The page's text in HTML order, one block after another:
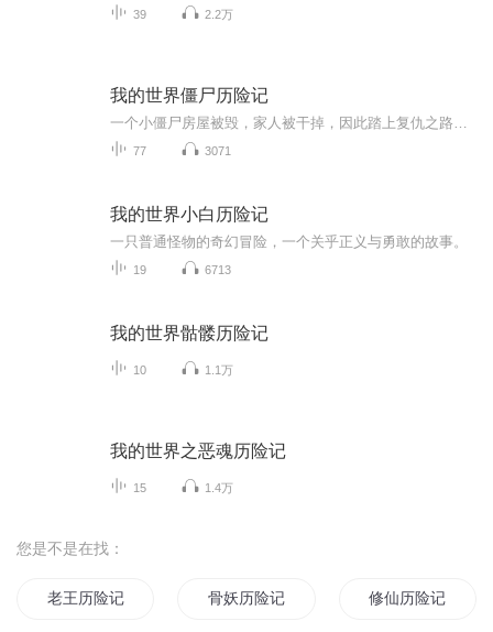
39 2.2万
我的世界僵尸历险记
77 3071
我的世界小白历险记
一只普通怪物的奇幻冒险，一个关乎正义与勇敢的故事。
19 6713
我的世界骷髅历险记
10 1.1万
我的世界之恶魂历险记
15 1.4万
您是不是在找：
老王历险记 骨妖历险记 修仙历险记